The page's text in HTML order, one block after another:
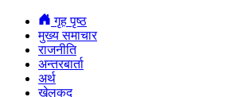
गृह पृष्ठ
मुख्य समाचार
राजनीति
अन्तरबार्ता
अर्थ
खेलकुद